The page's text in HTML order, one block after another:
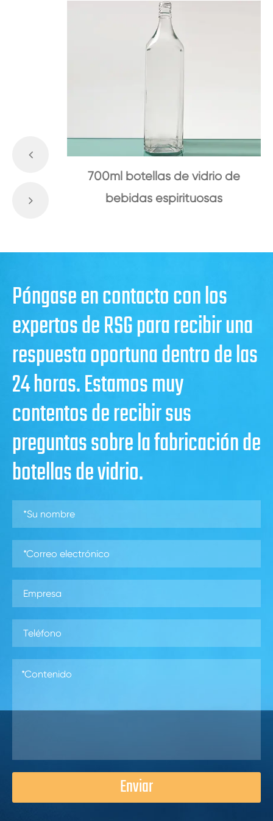
700ml botellas de vidrio de
bebidas espirituosas
Póngase en contacto con los
expertos de RSG para recibir una
respuesta oportuna dentro de las
24 horas. Estamos muy
contentos de recibir sus
preguntas sobre la fabricación de
botellas de vidrio.
Enviar